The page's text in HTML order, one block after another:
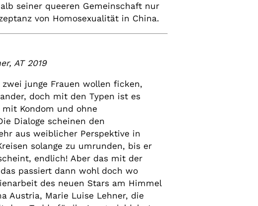
seiner queeren Gemeinschaft nur
von Homosexualität in China.
AT 2019
zwei junge Frauen wollen ficken,
doch mit den Typen ist es
mit Kondom und ohne
Dialoge scheinen den
aus weiblicher Perspektive in
solange zu umrunden, bis er
endlich! Aber das mit der
passiert dann wohl doch wo
des neuen Stars am Himmel
Austria, Marie Luise Lehner, die